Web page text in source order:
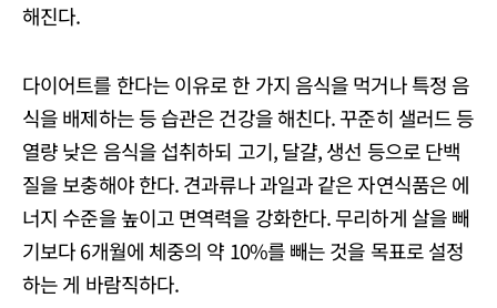
해진다.
다이어트를 한다는 이유로 한 가지 음식을 먹거나 특정 음
식을 배제하는 등 습관은 건강을 해친다. 꾸준히 샐러드 등
열량 낮은 음식을 섭취하되 고기, 달걀, 생선 등으로 단백
질을 보충해야 한다. 견과류나 과일과 같은 자연식품은 에
너지 수준을 높이고 면역력을 강화한다. 무리하게 살을 빼
기보다 6개월에 체중의 약 10%를 빼는 것을 목표로 설정
하는 게 바람직하다.